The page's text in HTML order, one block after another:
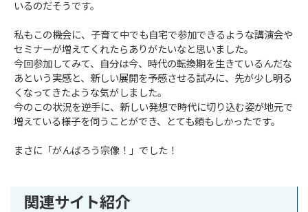
いるのだそうです。
私もこの機会に、子育て中でも自宅で参加できるような講演会や
セミナーが増えてくれたらありがたいなと思いました。
今回参加してみて、自分は今、時代の転換期を生きているんだな
あという実感と、新しい展開を予感させる試みに、先が少し明る
くなってきたような気がしました。
今のこの状況を逆手に、新しい発想で時代に切り込む姿が地元で
増えている様子を伺うことができ、とても頼もしかったです。
まさに「がんばろう宗像！」でした！
関連サイト紹介